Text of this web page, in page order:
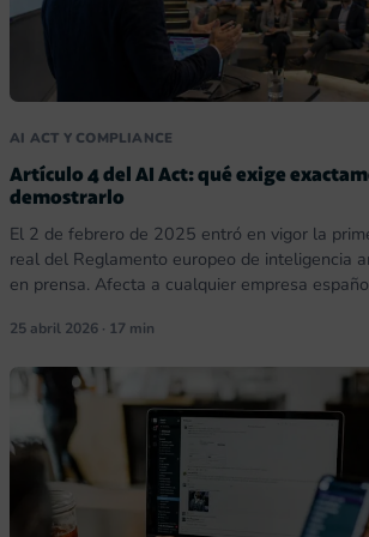
AI ACT Y COMPLIANCE
Artículo 4 del AI Act: qué exige
demostrarlo
El 2 de febrero de 2025 entró en vigor la
real del Reglamento europeo de inteligencia
en prensa. Afecta a cualquier empresa
Hablo del artículo 4.
25 abril 2026 · 17 min